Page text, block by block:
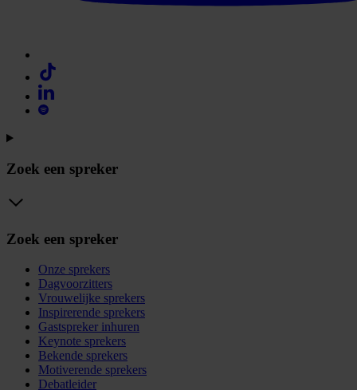
Zoek een spreker
Zoek een spreker
Onze sprekers
Dagvoorzitters
Vrouwelijke sprekers
Inspirerende sprekers
Gastspreker inhuren
Keynote sprekers
Bekende sprekers
Motiverende sprekers
Debatleider